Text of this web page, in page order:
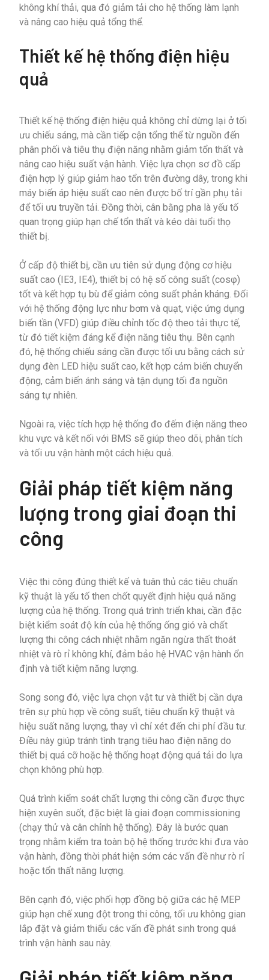
không khí thải, qua đó giảm tải cho hệ thống làm lạnh
và nâng cao hiệu quả tổng thể.
Thiết kế hệ thống điện hiệu
quả
Thiết kế hệ thống điện hiệu quả không chỉ dừng lại ở tối
ưu chiếu sáng, mà cần tiếp cận tổng thể từ nguồn đến
phân phối và tiêu thụ điện năng nhằm giảm tổn thất và
nâng cao hiệu suất vận hành. Việc lựa chọn sơ đồ cấp
điện hợp lý giúp giảm hao tổn trên đường dây, trong khi
máy biến áp hiệu suất cao nên được bố trí gần phụ tải
để tối ưu truyền tải. Đồng thời, cân bằng pha là yếu tố
quan trọng giúp hạn chế tổn thất và kéo dài tuổi thọ
thiết bị.
Ở cấp độ thiết bị, cần ưu tiên sử dụng động cơ hiệu
suất cao (IE3, IE4), thiết bị có hệ số công suất (cosφ)
tốt và kết hợp tụ bù để giảm công suất phản kháng. Đối
với hệ thống động lực như bơm và quạt, việc ứng dụng
biến tần (VFD) giúp điều chỉnh tốc độ theo tải thực tế,
từ đó tiết kiệm đáng kể điện năng tiêu thụ. Bên cạnh
đó, hệ thống chiếu sáng cần được tối ưu bằng cách sử
dụng đèn LED hiệu suất cao, kết hợp cảm biến chuyển
động, cảm biến ánh sáng và tận dụng tối đa nguồn
sáng tự nhiên.
Ngoài ra, việc tích hợp hệ thống đo đếm điện năng theo
khu vực và kết nối với BMS sẽ giúp theo dõi, phân tích
và tối ưu vận hành một cách hiệu quả.
Giải pháp tiết kiệm năng
lượng trong giai đoạn thi
công
Việc thi công đúng thiết kế và tuân thủ các tiêu chuẩn
kỹ thuật là yếu tố then chốt quyết định hiệu quả năng
lượng của hệ thống. Trong quá trình triển khai, cần đặc
biệt kiểm soát độ kín của hệ thống ống gió và chất
lượng thi công cách nhiệt nhằm ngăn ngừa thất thoát
nhiệt và rò rỉ không khí, đảm bảo hệ HVAC vận hành ổn
định và tiết kiệm năng lượng.
Song song đó, việc lựa chọn vật tư và thiết bị cần dựa
trên sự phù hợp về công suất, tiêu chuẩn kỹ thuật và
hiệu suất năng lượng, thay vì chỉ xét đến chi phí đầu tư.
Điều này giúp tránh tình trạng tiêu hao điện năng do
thiết bị quá cỡ hoặc hệ thống hoạt động quá tải do lựa
chọn không phù hợp.
Quá trình kiểm soát chất lượng thi công cần được thực
hiện xuyên suốt, đặc biệt là giai đoạn commissioning
(chạy thử và cân chỉnh hệ thống). Đây là bước quan
trọng nhằm kiểm tra toàn bộ hệ thống trước khi đưa vào
vận hành, đồng thời phát hiện sớm các vấn đề như rò rỉ
hoặc tổn thất năng lượng.
Bên cạnh đó, việc phối hợp đồng bộ giữa các hệ MEP
giúp hạn chế xung đột trong thi công, tối ưu không gian
lắp đặt và giảm thiểu các vấn đề phát sinh trong quá
trình vận hành sau này.